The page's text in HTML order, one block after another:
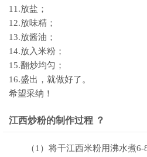
11.放盐；
12.放味精；
13.放酱油；
14.放入米粉；
15.翻炒均匀；
16.盛出，就做好了。
希望采纳！
江西炒粉的制作过程 ？
（1）将干江西米粉用沸水煮